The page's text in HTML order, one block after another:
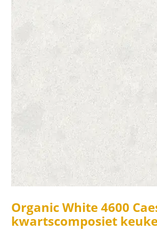
Organic White 4600
kwartscomposiet